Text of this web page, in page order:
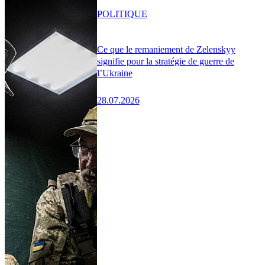
Ce que le remaniement de Zelenskyy
signifie pour la stratégie de guerre de
l’Ukraine
28.07.2026
POLITIQUE